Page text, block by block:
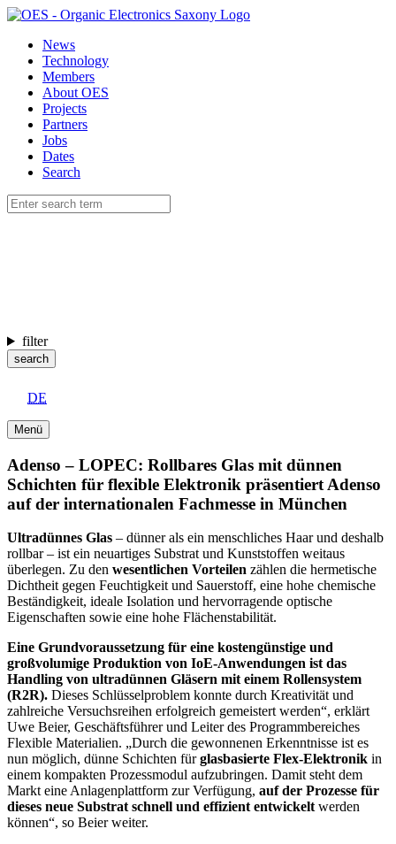
News
Technology
Members
About OES
Projects
Partners
Jobs
Dates
Search
filter
search
DE
Menü
Adenso – LOPEC: Rollbares Glas mit dünnen
Schichten für flexible Elektronik präsentiert Adenso
auf der internationalen Fachmesse in München
Ultradünnes Glas – dünner als ein menschliches Haar und deshalb
rollbar – ist ein neuartiges Substrat und Kunststoffen weitaus
überlegen. Zu den wesentlichen Vorteilen zählen die hermetische
Dichtheit gegen Feuchtigkeit und Sauerstoff, eine hohe chemische
Beständigkeit, ideale Isolation und hervorragende optische
Eigenschaften sowie eine hohe Flächenstabilität.
Eine Grundvoraussetzung für eine kostengünstige und
großvolumige Produktion von IoE-Anwendungen ist das
Handling von ultradünnen Gläsern mit einem Rollensystem
(R2R). Dieses Schlüsselproblem konnte durch Kreativität und
zahlreiche Versuchsreihen erfolgreich gemeistert werden“, erklärt
Uwe Beier, Geschäftsführer und Leiter des Programmbereiches
Flexible Materialien. „Durch die gewonnenen Erkenntnisse ist es
nun möglich, dünne Schichten fürglasbasierte Flex-Elektronik in
einem kompakten Prozessmodul aufzubringen. Damit steht dem
Markt eine Anlagenplattform zur Verfügung, auf der Prozesse für
dieses neue Substrat schnell und effizient entwickeltwerden
können“, so Beier weiter.